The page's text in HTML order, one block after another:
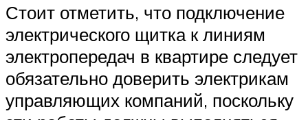
Стоит отметить, что подключение
электрического щитка к линиям
электропередач в квартире следует
обязательно доверить электрикам
управляющих компаний, поскольку